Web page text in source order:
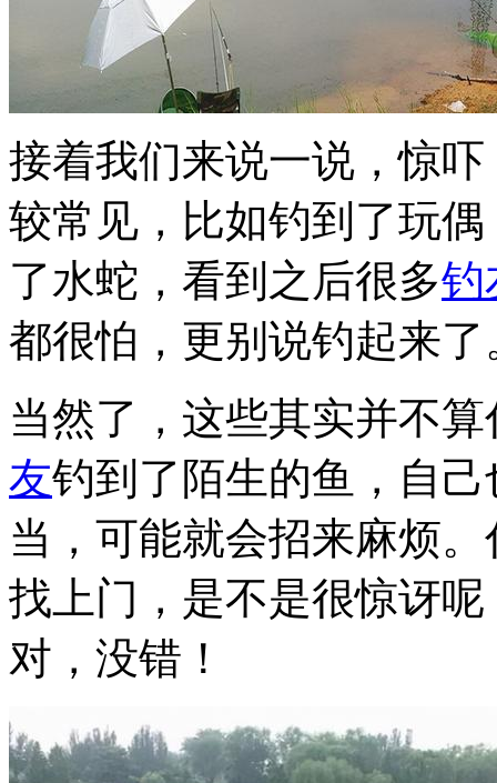
接着我们来说一说，惊
较常见，比如钓到了玩
了水蛇，看到之后很多钓
都很怕，更别说钓起来了
当然了，这些其实并不
友钓到了陌生的鱼，自
当，可能就会招来麻烦
找上门，是不是很惊讶
对，没错！